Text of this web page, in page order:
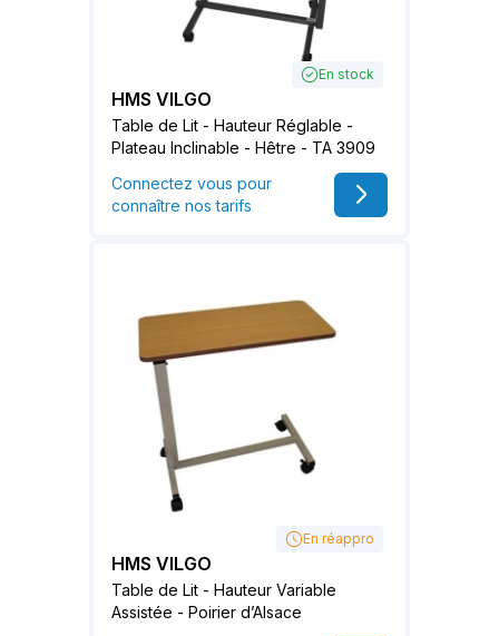
En stock
HMS VILGO
Table de Lit - Hauteur Réglable -
Plateau Inclinable - Hêtre - TA 3909
Connectez vous pour
connaître nos tarifs
En réappro
HMS VILGO
Table de Lit - Hauteur Variable
Assistée - Poirier d’Alsace